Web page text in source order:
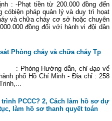
: -Phạt tiền từ 200.000 đồng đến
cóbiện pháp quản lý và duy trì họat
và chữa cháy cơ sở hoặc chuyên
đồng đối với hành vi đội dân
Phòng cháy và chữa cháy Tp
Hướng dẫn, chỉ đạo vể
phố Hồ Chí Minh - Địa chỉ : 258
PCCC? 2, Cách làm hồ sơ dự
làm hồ sơ thanh quyết toán